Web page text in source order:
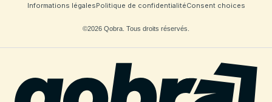
©2026 Qobra. Tous droits réservés.
Informations légalesPolitique de confidentialitéConsent choices